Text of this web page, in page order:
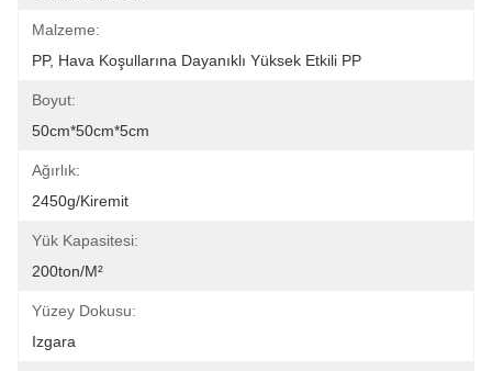
Malzeme:
PP, Hava Koşullarına Dayanıklı Yüksek Etkili PP
Boyut:
50cm*50cm*5cm
Ağırlık:
2450g/kiremit
Yük Kapasitesi:
200ton/m²
Yüzey Dokusu:
Izgara